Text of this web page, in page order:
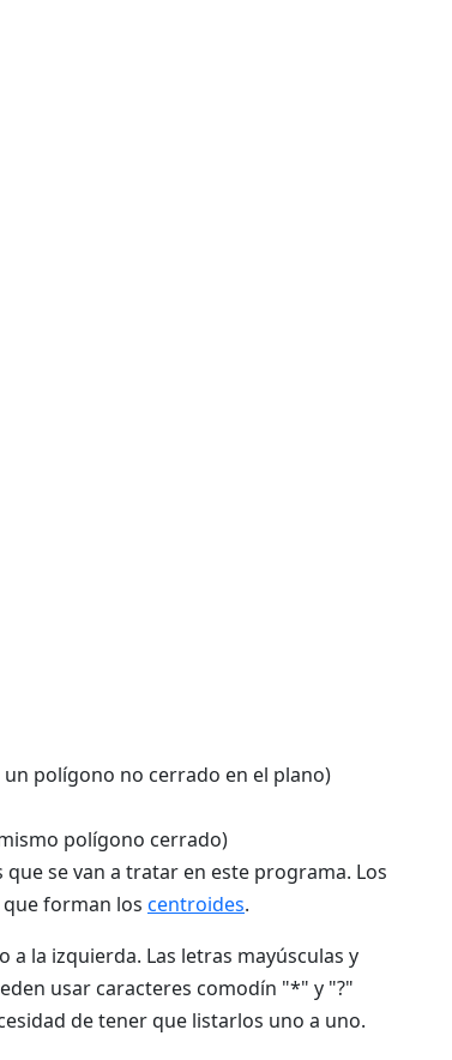
polígono no cerrado en el plano)
polígono cerrado)
se van a tratar en este programa. Los
forman los centroides.
la izquierda. Las letras mayúsculas y
usar caracteres comodín "*" y "?"
de tener que listarlos uno a uno.